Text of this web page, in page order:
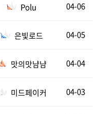
Polu 04-06
은빛로드 04-05
맛의맛냠냠 04-04
미드페이커 04-03